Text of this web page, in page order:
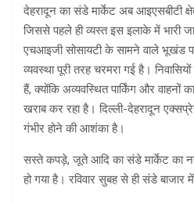
देहरादून का संडे मार्केट अब आइएसबीटी
जिससे पहले ही व्यस्त इस इलाके में भारी
एचआइजी सोसायटी के सामने वाले भूखंड
व्यवस्था पूरी तरह चरमरा गई है।
हैं, क्योंकि अव्यवस्थित पार्किंग और वाहनों
खराब कर रहा है। दिल्ली-देहरादून
गंभीर होने की आशंका है।
सस्ते कपड़े, जूते आदि का संडे मार्केट का
हो गया है। रविवार सुबह से ही संडे